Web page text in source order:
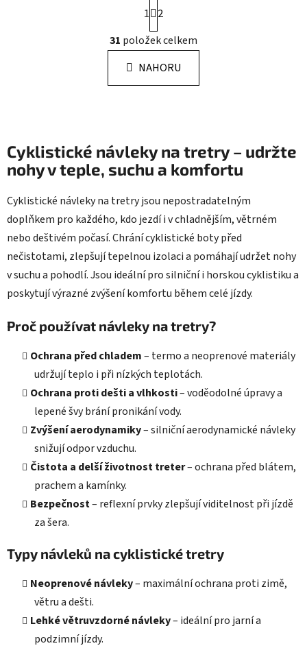
O
v
l
á
d
p
r
v
k
y
v
ý
p
i
u
t
r
á
n
k
1
2
31 položek celkem
NAHORU
Cyklistické návleky na tretry – udržte
nohy v teple, suchu a komfortu
Cyklistické návleky na tretry jsou nepostradatelným
doplňkem pro každého, kdo jezdí i v chladnějším, větrném
nebo deštivém počasí. Chrání cyklistické boty před
nečistotami, zlepšují tepelnou izolaci a pomáhají udržet nohy
v suchu a pohodlí. Jsou ideální pro silniční i horskou cyklistiku a
poskytují výrazné zvýšení komfortu během celé jízdy.
Proč používat návleky na tretry?
Ochrana před chladem– termo a neoprenové materiály
udržují teplo i při nízkých teplotách.
Ochrana proti dešti a vlhkosti– voděodolné úpravy a
lepené švy brání pronikání vody.
Zvýšení aerodynamiky– silniční aerodynamické návleky
snižují odpor vzduchu.
Čistota a delší životnost treter– ochrana před blátem,
prachem a kamínky.
Bezpečnost– reflexní prvky zlepšují viditelnost při jízdě
za šera.
Typy návleků na cyklistické tretry
Neoprenové návleky– maximální ochrana proti zimě,
větru a dešti.
Lehké větruvzdorné návleky– ideální pro jarní a
podzimní jízdy.